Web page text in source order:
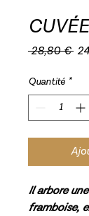
28,80 € Prix
Quantité *
Il arbore
framboise,